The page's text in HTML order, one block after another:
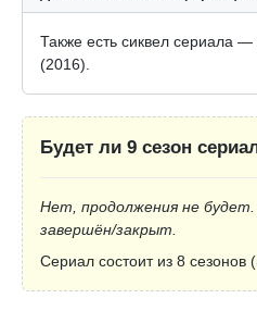
Также есть сиквел сериала —
(2016).
Будет ли 9 сезон
Нет, продолжения не
завершён/закрыт.
Сериал состоит из 8 сезонов